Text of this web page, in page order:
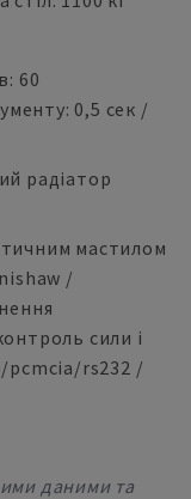
60
0,5 сек /
радіатор
мастилом
/
сили і
pcmcia/rs232 /
даними та